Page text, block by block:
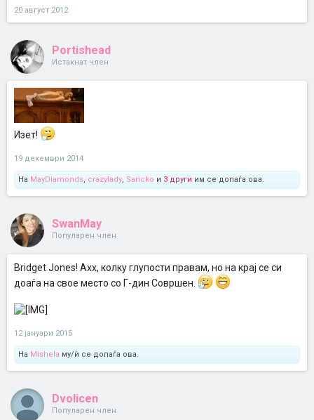
20 август 2012
Portishead
Истакнат член
Изет!
19 декември 2014
На MayDiamonds, crazylady, Saricko и 3 други им се допаѓа ова.
SwanMay
Популарен член
Bridget Jones! Ахх, колку глупости правам, но на крај се си
доаѓа на свое место со Г-дин Совршен.
12 јануари 2015
На Mishela му/ѝ се допаѓа ова.
Dvolicen
Популарен член